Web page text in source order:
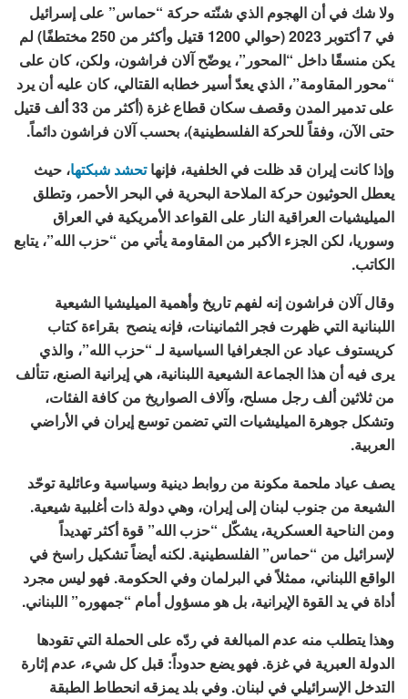
ولا شك في أن الهجوم الذي شنّته حركة “حماس” على إسرائيل
في 7 أكتوبر 2023 (حوالي 1200 قتيل وأكثر من 250 مختطفًا) لم
يكن منسقًا داخل “المحور”، يوضّح آلان فراشون، ولكن، كان على
“محور المقاومة”، الذي يعدّ أسير خطابه القتالي، كان عليه أن يرد
على تدمير المدن وقصف سكان قطاع غزة (أكثر من 33 ألف قتيل
حتى الآن، وفقاً للحركة الفلسطينية)، بحسب آلان فراشون دائماً.
وإذا كانت إيران قد ظلت في الخلفية، فإنهاتحشد شبكتها، حيث
يعطل الحوثيون حركة الملاحة البحرية في البحر الأحمر، وتطلق
الميليشيات العراقية النار على القواعد الأمريكية في العراق
وسوريا، لكن الجزء الأكبر من المقاومة يأتي من “حزب الله”، يتابع
الكاتب.
وقال آلان فراشون إنه لفهم تاريخ وأهمية الميليشيا الشيعية
اللبنانية التي ظهرت فجر الثمانينات، فإنه ينصح بقراءة كتاب
كريستوف عياد عن الجغرافيا السياسية لـ “حزب الله”، والذي
يرى فيه أن هذا الجماعة الشيعية اللبنانية، هي إيرانية الصنع، تتألف
من ثلاثين ألف رجل مسلح، وآلاف الصواريخ من كافة الفئات،
وتشكل جوهرة الميليشيات التي تضمن توسع إيران في الأراضي
العربية.
يصف عياد ملحمة مكونة من روابط دينية وسياسية وعائلية توحّد
الشيعة من جنوب لبنان إلى إيران، وهي دولة ذات أغلبية شيعية.
ومن الناحية العسكرية، يشكّل “حزب الله” قوة أكثر تهديداً
لإسرائيل من “حماس” الفلسطينية. لكنه أيضاً تشكيل راسخ في
الواقع اللبناني، ممثلاً في البرلمان وفي الحكومة. فهو ليس مجرد
أداة في يد القوة الإيرانية، بل هو مسؤول أمام “جمهوره” اللبناني.
وهذا يتطلب منه عدم المبالغة في ردّه على الحملة التي تقودها
الدولة العبرية في غزة. فهو يضع حدوداً: قبل كل شيء، عدم إثارة
التدخل الإسرائيلي في لبنان. وفي بلد يمزقه انحطاط الطبقة